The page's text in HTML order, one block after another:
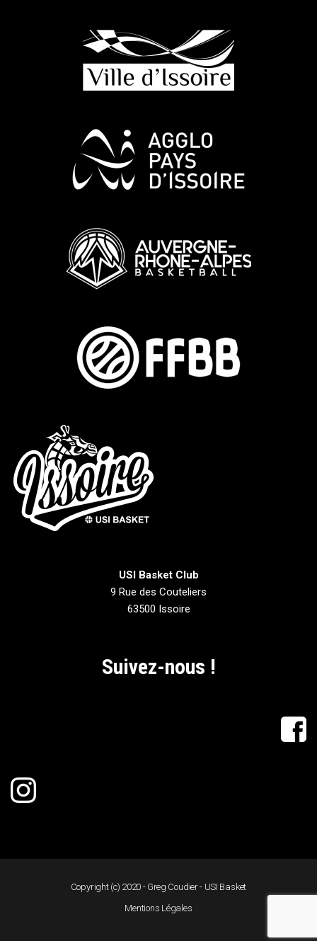
USI Basket Club
9 Rue des Couteliers
63500 Issoire
Suivez-nous !
Copyright (c) 2020 - Greg Coudier - USI Basket
Mentions Légales